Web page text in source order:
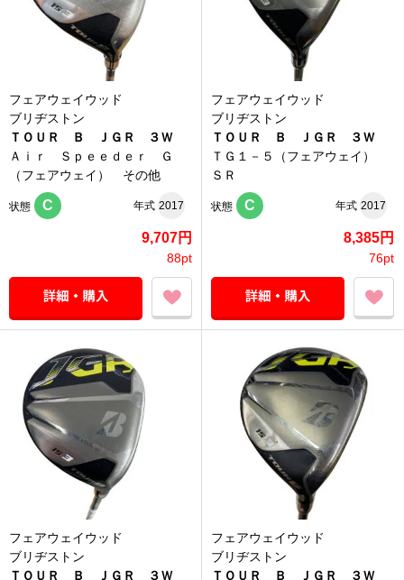
フェアウェイウッド
ブリヂストン
ＴＯＵＲ Ｂ ＪＧＲ ３Ｗ
Ａｉｒ Ｓｐｅｅｄｅｒ Ｇ
（フェアウェイ） その他
状態 C 年式 2017
9,707円
88pt
フェアウェイウッド
ブリヂストン
ＴＯＵＲ Ｂ ＪＧＲ ３Ｗ
ＴＧ１－５（フェアウェイ）
ＳＲ
状態 C 年式 2017
8,385円
76pt
フェアウェイウッド
ブリヂストン
ＴＯＵＲ Ｂ ＪＧＲ ３Ｗ
フェアウェイウッド
ブリヂストン
ＴＯＵＲ Ｂ ＪＧＲ ３Ｗ